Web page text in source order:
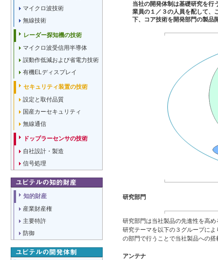
当社の開発体制は基礎研究を行
業員の１／３の人員を配して
下、コア技術を開発部門の製品
研究部門
研究部門は当社製品の先進性を高
研究テーマを以下の３グループに
の部門で行うことで当社製品への
アンテナ
マイクロ波技術
無線技術
レーダー探知機の技術
マイクロ波受信用半導体
誤動作低減および省電力技術
有機ELディスプレイ
セキュリティ装置の技術
設定と取付品質
国産カーセキュリティ
無線通信
ドップラーセンサの技術
自社設計・製造
信号処理
知的財産
産業財産権
主要特許
防御